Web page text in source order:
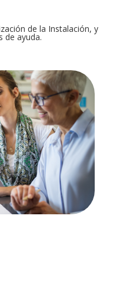
de la Instalación, y
de ayuda.